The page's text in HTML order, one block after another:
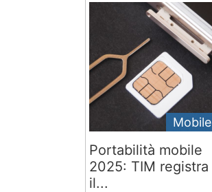
Mobile
Portabilità mobile
2025: TIM registra
il...